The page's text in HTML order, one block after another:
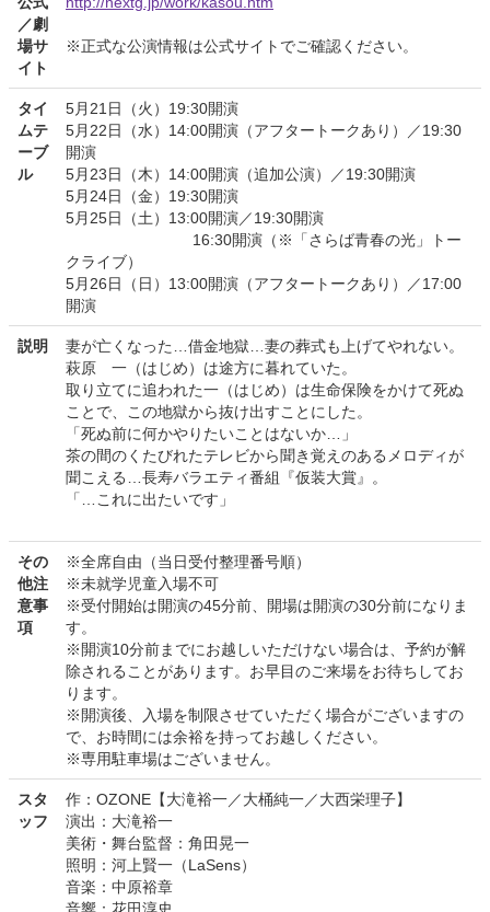
／劇
場サ
イト
※正式な公演情報は公式サイトでご確認ください。
タイ
ムテ
ーブ
ル
5月21日（火）19:30開演
5月22日（水）14:00開演（アフタートークあり）／19:30
開演
5月23日（木）14:00開演（追加公演）／19:30開演
5月24日（金）19:30開演
5月25日（土）13:00開演／19:30開演
16:30開演（※「さらば青春の光」トー
クライブ）
5月26日（日）13:00開演（アフタートークあり）／17:00
開演
説明
妻が亡くなった…借金地獄…妻の葬式も上げてやれない。
萩原 一（はじめ）は途方に暮れていた。
取り立てに追われた一（はじめ）は生命保険をかけて死ぬ
ことで、この地獄から抜け出すことにした。
「死ぬ前に何かやりたいことはないか…」
茶の間のくたびれたテレビから聞き覚えのあるメロディが
聞こえる…長寿バラエティ番組『仮装大賞』。
「…これに出たいです」
その
他注
意事
項
※全席自由（当日受付整理番号順）
※未就学児童入場不可
※受付開始は開演の45分前、開場は開演の30分前になりま
す。
※開演10分前までにお越しいただけない場合は、予約が解
除されることがあります。お早目のご来場をお待ちしてお
ります。
※開演後、入場を制限させていただく場合がございますの
で、お時間には余裕を持ってお越しください。
※専用駐車場はございません。
スタ
ッフ
作：OZONE【大滝裕一／大桶純一／大西栄理子】
演出：大滝裕一
美術・舞台監督：角田晃一
照明：河上賢一（LaSens）
音楽：中原裕章